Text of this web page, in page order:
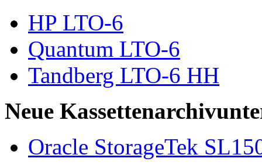
HP LTO-6
Quantum LTO-6
Tandberg LTO-6 HH
Neue
Oracle StorageTek